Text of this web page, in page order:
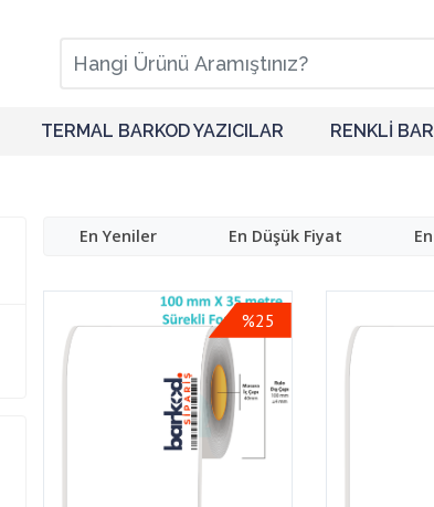
TERMAL BARKOD YAZICILAR RENKLİ
En Yeniler En Düşük Fiyat
%25